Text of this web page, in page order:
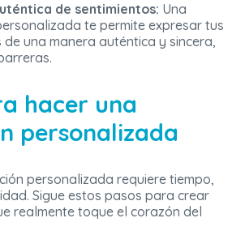
de sentimientos: Una
te permite expresar tus
de una manera auténtica y sincera,
hacer una
personalizada
personalizada requiere tiempo,
Sigue estos pasos para crear
realmente toque el corazón del